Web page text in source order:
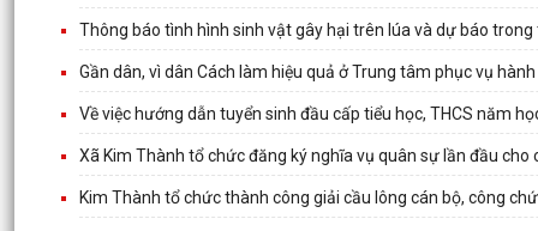
Thông báo tình hình sinh vật gây hại trên lúa và dự báo
Gần dân, vì dân Cách làm hiệu quả ở Trung tâm phục vụ
Về việc hướng dẫn tuyển sinh đầu cấp tiểu học, THCS năm
Xã Kim Thành tổ chức đăng ký nghĩa vụ quân sự lần đầu
Kim Thành tổ chức thành công giải cầu lông cán bộ, công